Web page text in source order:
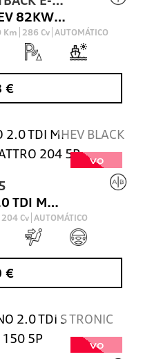
TODOTERRENO BEV 82KWH 45 E-TRON BLACK LINE AUTO 286 5P
Km 286 Cv AUTOMÁTICO
€
VO
TODOTERRENO 2.0 TDI MHEV BLACK LINE S TRONIC QUATTRO 204 5P
204 Cv AUTOMÁTICO
€
VO